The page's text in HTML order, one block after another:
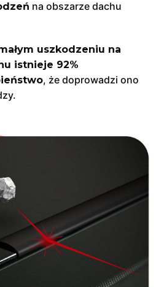
na obszarze dachu
uszkodzeniu na
istnieje 92%
, że doprowadzi ono